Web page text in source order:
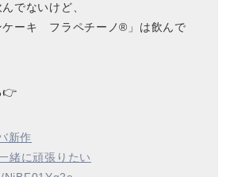
でないけど、
ケーキ フラペチーノ®」は飲んで
👉
新作
緒に頑張りたい